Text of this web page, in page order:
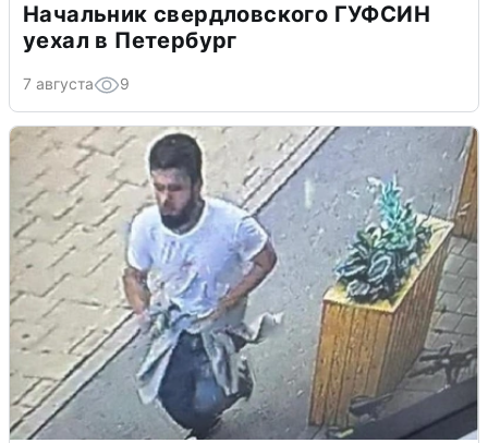
Начальник свердловского ГУФСИН
уехал в Петербург
7 августа 9